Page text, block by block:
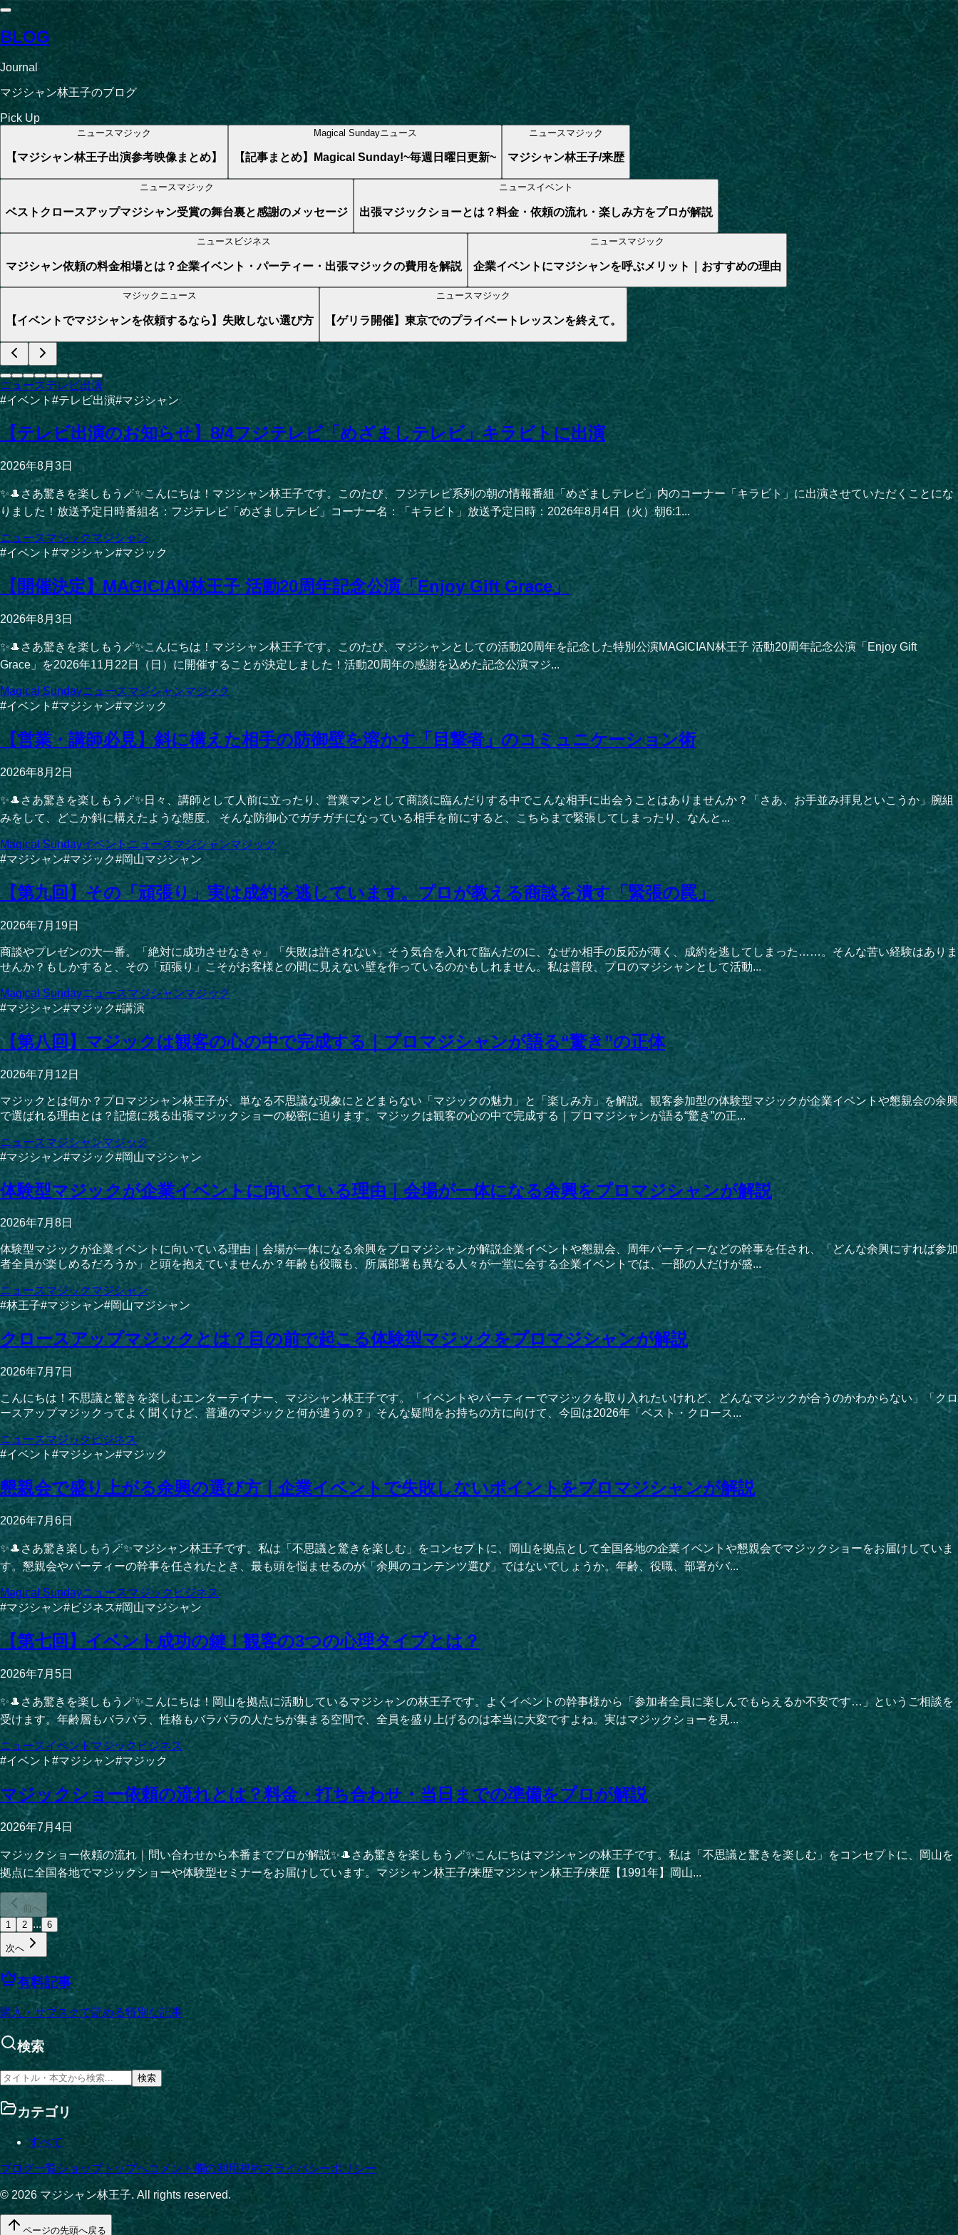
BLOG
Journal
マジシャン林王子のブログ
Pick Up
ニュース マジック
【マジシャン林王子出演参考映像まとめ】
Magical Sundayニュース
【記事まとめ】Magical Sunday!~毎週日曜日更新~
ニュース マジック
マジシャン林王子/来歴
ニュースマジック
ベストクロースアップマジシャン受賞の舞台裏と感謝のメッセージ
ニュースイベント
出張マジックショーとは？料金・依頼の流れ・楽しみ方をプロが解説
ニュース ビジネス
マジシャン依頼の料金相場とは？企業イベント・パーティー・出張マジックの費用を解説
ニュースマジック
企業イベントにマジシャンを呼ぶメリット｜おすすめの理由
マジック ニュース
【イベントでマジシャンを依頼するなら】失敗しない選び方
ニュースマジック
【ゲリラ開催】東京でのプライベートレッスンを終えて。
ニューステレビ出演
#イベント #テレビ出演#マジシャン
【テレビ出演のお知らせ】8/4フジテレビ「めざましテレビ」キラビトに出演
2026年8月3日
✨🎩さあ驚きを楽しもう🪄✨こんにちは！マジシャン林王子です。このたび、フジテレビ系列の朝の情報番組「めざましテレビ」内のコーナー「キラビト」に出演させていただくことにな
りました！放送予定日時番組名：フジテレビ「めざましテレビ」コーナー名：「キラビト」放送予定日時：2026年8月4日（火）朝6:1...
ニュース マジックマジシャン
#イベント #マジシャン#マジック
【開催決定】MAGICIAN林王子 活動20周年記念公演「Enjoy Gift Grace」
2026年8月3日
✨🎩さあ驚きを楽しもう🪄✨こんにちは！マジシャン林王子です。このたび、マジシャンとしての活動20周年を記念した特別公演MAGICIAN林王子 活動20周年記念公演「Enjoy Gift
Grace」を2026年11月22日（日）に開催することが決定しました！活動20周年の感謝を込めた記念公演マジ...
Magical Sundayニュースマジシャンマジック
#イベント #マジシャン#マジック
【営業・講師必見】斜に構えた相手の防御壁を溶かす「目撃者」のコミュニケーション術
2026年8月2日
✨🎩さあ驚きを楽しもう🪄✨日々、講師として人前に立ったり、営業マンとして商談に臨んだりする中でこんな相手に出会うことはありませんか？「さあ、お手並み拝見といこうか」腕組
みをして、どこか斜に構えたような態度。 そんな防御心でガチガチになっている相手を前にすると、こちらまで緊張してしまったり、なんと...
Magical Sundayイベントニュース マジシャンマジック
#マジシャン#マジック#岡山マジシャン
【第九回】その「頑張り」実は成約を逃しています。プロが教える商談を潰す「緊張の罠」
2026年7月19日
商談やプレゼンの大一番。「絶対に成功させなきゃ」「失敗は許されない」そう気合を入れて臨んだのに、なぜか相手の反応が薄く、成約を逃してしまった……。そんな苦い経験はありま
せんか？もしかすると、その「頑張り」こそがお客様との間に見えない壁を作っているのかもしれません。私は普段、プロのマジシャンとして活動...
Magical Sundayニュースマジシャンマジック
#マジシャン#マジック#講演
【第八回】マジックは観客の心の中で完成する｜プロマジシャンが語る“驚き”の正体
2026年7月12日
マジックとは何か？プロマジシャン林王子が、単なる不思議な現象にとどまらない「マジックの魅力」と「楽しみ方」を解説。観客参加型の体験型マジックが企業イベントや懇親会の余興
で選ばれる理由とは？記憶に残る出張マジックショーの秘密に迫ります。マジックは観客の心の中で完成する｜プロマジシャンが語る“驚き”の正...
ニュースマジシャンマジック
#マジシャン#マジック#岡山マジシャン
体験型マジックが企業イベントに向いている理由｜会場が一体になる余興をプロマジシャンが解説
2026年7月8日
体験型マジックが企業イベントに向いている理由｜会場が一体になる余興をプロマジシャンが解説企業イベントや懇親会、周年パーティーなどの幹事を任され、「どんな余興にすれば参加
者全員が楽しめるだろうか」と頭を抱えていませんか？年齢も役職も、所属部署も異なる人々が一堂に会する企業イベントでは、一部の人だけが盛...
ニュースマジック マジシャン
#林王子#マジシャン#岡山マジシャン
クロースアップマジックとは？目の前で起こる体験型マジックをプロマジシャンが解説
2026年7月7日
こんにちは！不思議と驚きを楽しむエンターテイナー、マジシャン林王子です。「イベントやパーティーでマジックを取り入れたいけれど、どんなマジックが合うのかわからない」「クロ
ースアップマジックってよく聞くけど、普通のマジックと何が違うの？」そんな疑問をお持ちの方に向けて、今回は2026年「ベスト・クロース...
ニュースマジック ビジネス
#イベント #マジシャン#マジック
懇親会で盛り上がる余興の選び方｜企業イベントで失敗しないポイントをプロマジシャンが解説
2026年7月6日
✨🎩さあ驚き楽しもう🪄✨マジシャン林王子です。私は「不思議と驚きを楽しむ」をコンセプトに、岡山を拠点として全国各地の企業イベントや懇親会でマジックショーをお届けしていま
す。懇親会やパーティーの幹事を任されたとき、最も頭を悩ませるのが「余興のコンテンツ選び」ではないでしょうか。年齢、役職、部署がバ...
Magical Sundayニュース マジックビジネス
#マジシャン#ビジネス#岡山マジシャン
【第七回】イベント成功の鍵！観客の3つの心理タイプとは？
2026年7月5日
✨🎩さあ驚きを楽しもう🪄✨こんにちは！岡山を拠点に活動しているマジシャンの林王子です。よくイベントの幹事様から「参加者全員に楽しんでもらえるか不安です…」というご相談を
受けます。年齢層もバラバラ、性格もバラバラの人たちが集まる空間で、全員を盛り上げるのは本当に大変ですよね。実はマジックショーを見...
ニュース イベント マジック ビジネス
#イベント #マジシャン#マジック
マジックショー依頼の流れとは？料金・打ち合わせ・当日までの準備をプロが解説
2026年7月4日
マジックショー依頼の流れ｜問い合わせから本番までプロが解説✨🎩さあ驚きを楽しもう🪄✨こんにちはマジシャンの林王子です。私は「不思議と驚きを楽しむ」をコンセプトに、岡山を
拠点に全国各地でマジックショーや体験型セミナーをお届けしています。マジシャン林王子/来歴マジシャン林王子/来歴【1991年】岡山...
前へ
1
2 ... 6
次へ
有料記事
購入・サブスクで読める特別な記事
検索
検索
カテゴリ
すべて
ブログ一覧ショップトップへコメント欄の利用規約プライバシーポリシー
© 2026 マジシャン林王子. All rights reserved.
ページの先頭へ戻る